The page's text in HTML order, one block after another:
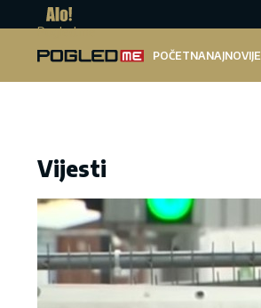
Pogled.me
POČETNANAJNOVIJE
Vijesti